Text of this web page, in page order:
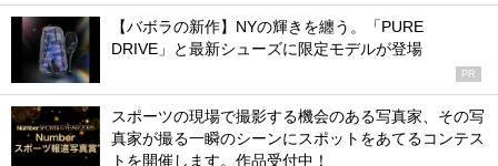
【バボラの新作】NYの輝きを纏う。「PURE
DRIVE」と最新シューズに限定モデルが登場
PR
スポーツの現場で撮影する機会のある写真家、その写
真家が撮る一瞬のシーンにスポットをあてるコンテス
トを開催します。作品受付中！